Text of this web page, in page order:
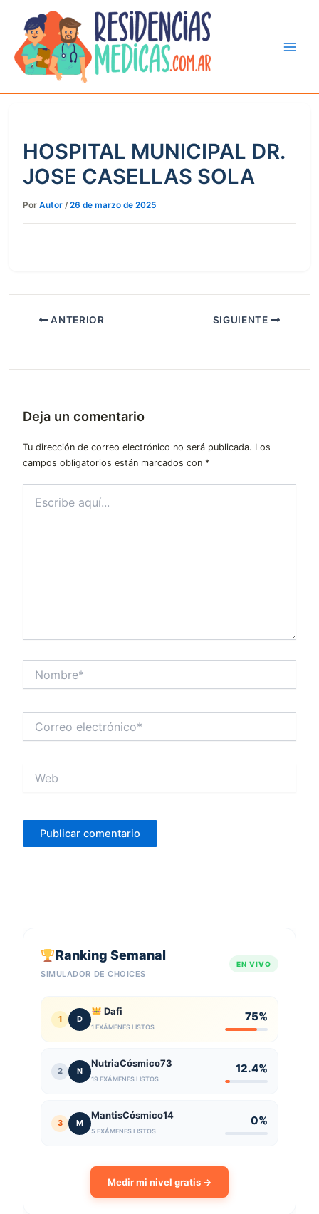
contenido
HOSPITAL MUNICIPAL DR.
JOSE CASELLAS SOLA
Por Autor /26 de marzo de 2025
ANTERIOR SIGUIENTE
Deja un comentario
Tu dirección de correo electrónico no será publicada. Los
campos obligatorios están marcados con *
aquí...
electrónico*
Ranking Semanal
SIMULADOR DE CHOICES
EN VIVO
1 D
Dafi
1 EXÁMENES LISTOS
75%
2 N
NutriaCósmico73
19 EXÁMENES LISTOS
12.4%
3 M
MantisCósmico14
5 EXÁMENES LISTOS
0%
Medir mi nivel gratis →